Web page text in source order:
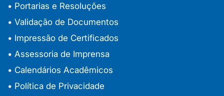
• Portarias e Resoluções
• Validação de Documentos
• Impressão de Certificados
• Assessoria de Imprensa
• Calendários Acadêmicos
• Política de Privacidade